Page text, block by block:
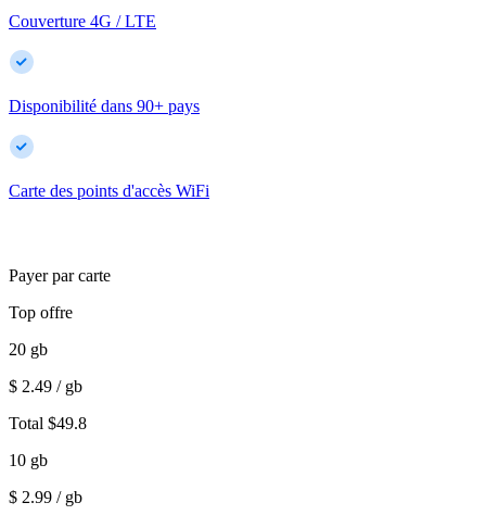
Couverture 4G / LTE
Disponibilité dans 90+ pays
Carte des points d'accès WiFi
Payer par carte
Top offre
20 gb
$ 2.49 / gb
Total $49.8
10 gb
$ 2.99 / gb